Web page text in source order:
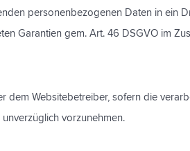
personenbezogenen Daten in ein
Garantien gem. Art. 46 DSGVO im
Websitebetreiber, sofern die
vorzunehmen.